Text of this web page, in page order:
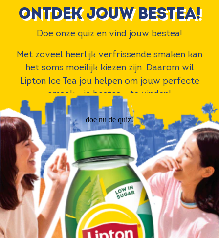
ontdek jouw bestea!
Doe onze quiz en vind jouw bestea!
Met zoveel heerlijk verfrissende smaken kan
het soms moeilijk kiezen zijn. Daarom wil
Lipton Ice Tea jou helpen om jouw perfecte
smaak - je bestea - te vinden!
doe nu de quiz!